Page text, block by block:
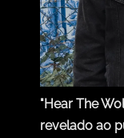
"Hear The
revelado ao